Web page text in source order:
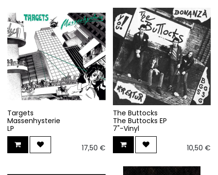
Targets
Massenhysterie
LP
17,50 €
The Buttocks
The Buttocks EP
7"-Vinyl
10,50 €